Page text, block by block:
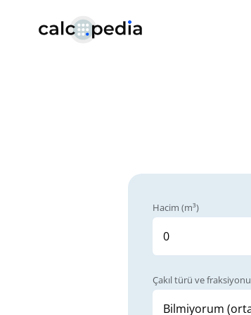
Hacim (m³)
Çakıl türü ve fraksiyonu